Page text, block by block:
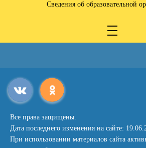
Сведения об образовательной
Все права защищены.
Дата последнего изменения на сайте:
При использовании материалов сайта